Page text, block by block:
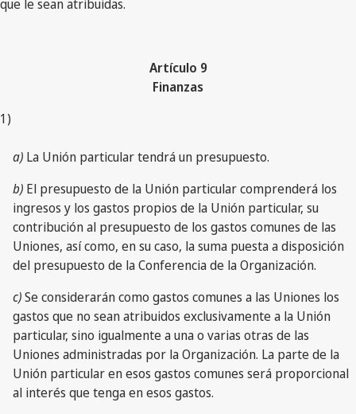
que le sean atribuidas.
Artículo 9
Finanzas
1)
a) La Unión particular tendrá un presupuesto.
b) El presupuesto de la Unión particular comprenderá los
ingresos y los gastos propios de la Unión particular, su
contribución al presupuesto de los gastos comunes de las
Uniones, así como, en su caso, la suma puesta a disposición
del presupuesto de la Conferencia de la Organización.
c)Se considerarán como gastos comunes a las Uniones los
gastos que no sean atribuidos exclusivamente a la Unión
particular, sino igualmente a una o varias otras de las
Uniones administradas por la Organización. La parte de la
Unión particular en esos gastos comunes será proporcional
al interés que tenga en esos gastos.